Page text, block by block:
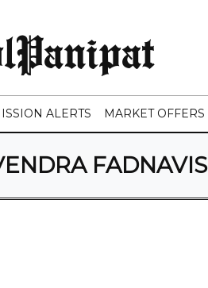
ALERTS MARKET OFFERS
FADNAVIS